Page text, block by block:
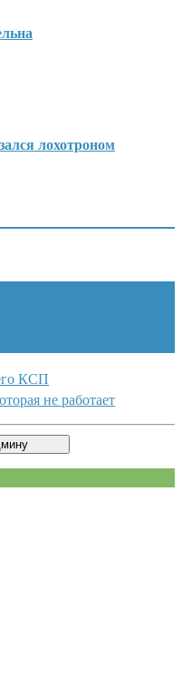
лохотроном
КСП
не работает